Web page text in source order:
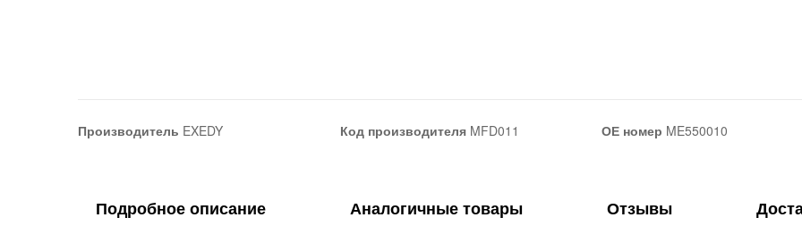
Производитель EXEDY Код производителяMFD011 ОЕ номер ME550010
Подробное описание Аналогичные товары Отзывы